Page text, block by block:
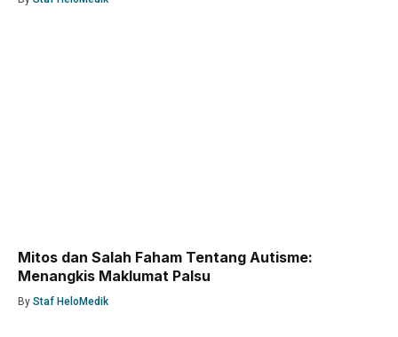
Mitos dan Salah Faham Tentang Autisme:
Menangkis Maklumat Palsu
By Staf HeloMedik